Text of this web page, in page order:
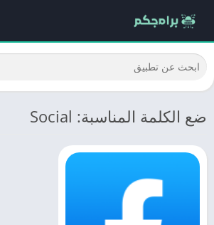
ضع الكلمة المناسبة: Social